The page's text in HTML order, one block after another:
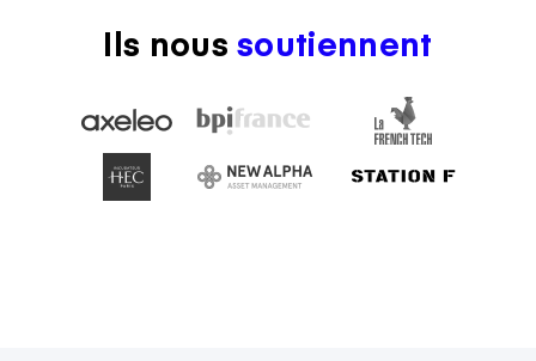
Ils noussoutiennent